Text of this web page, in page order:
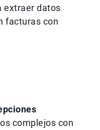
extraer datos
facturas con
complejos con